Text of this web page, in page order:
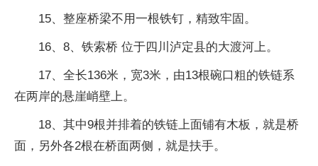
15、整座桥梁不用一根铁钉，精致牢固。
16、8、铁索桥 位于四川泸定县的大渡河上。
17、全长136米，宽3米，由13根碗口粗的铁链系
在两岸的悬崖峭壁上。
18、其中9根并排着的铁链上面铺有木板，就是桥
面，另外各2根在桥面两侧，就是扶手。